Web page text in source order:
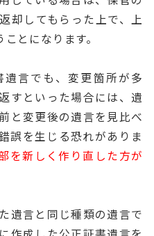
却してもらった上で、上
とになります。
言でも、変更箇所が多
すといった場合には、遺
と変更後の遺言を見比べ
誤を生じる恐れがありま
を新しく作り直した方が
遺言と同じ種類の遺言で